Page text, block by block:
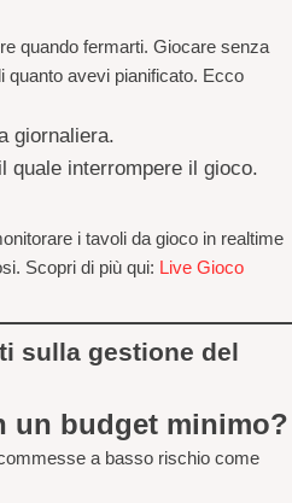
quando fermarti. Giocare senza
quanto avevi pianificato. Ecco
giornaliera.
quale interrompere il gioco.
i tavoli da gioco in realtime
Scopri di più qui: Live Gioco
sulla gestione del
un budget minimo?
a basso rischio come